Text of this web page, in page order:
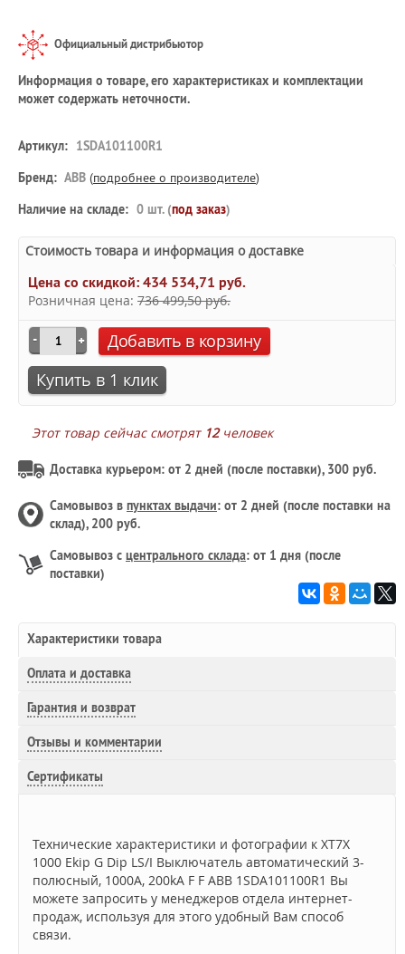
Официальный дистрибьютор
Информация о товаре, его характеристиках и комплектации
может содержать неточности.
Артикул: 1SDA101100R1
Бренд: ABB (подробнее о производителе)
Наличие на складе: 0 шт. (под заказ)
Стоимость товара и информация о доставке
Цена со скидкой:434 534,71 руб.
Розничная цена: 736 499,50 руб.
Добавить в корзину
Купить в 1 клик
Этот товар сейчас смотрят 12человек
Доставка курьером: от 2 дней (после поставки), 300 руб.
Самовывоз в пунктах выдачи: от 2 дней (после поставки на
склад), 200 руб.
Самовывоз с центрального склада: от 1 дня (после
поставки)
Характеристики товара
Оплата и доставка
Гарантия и возврат
Отзывы и комментарии
Сертификаты
Технические характеристики и фотографии к XT7X
1000 Ekip G Dip LS/I Выключатель автоматический 3-
полюсный, 1000А, 200kA F F ABB 1SDA101100R1 Вы
можете запросить у менеджеров отдела интернет-
продаж, используя для этого удобный Вам способ
связи.